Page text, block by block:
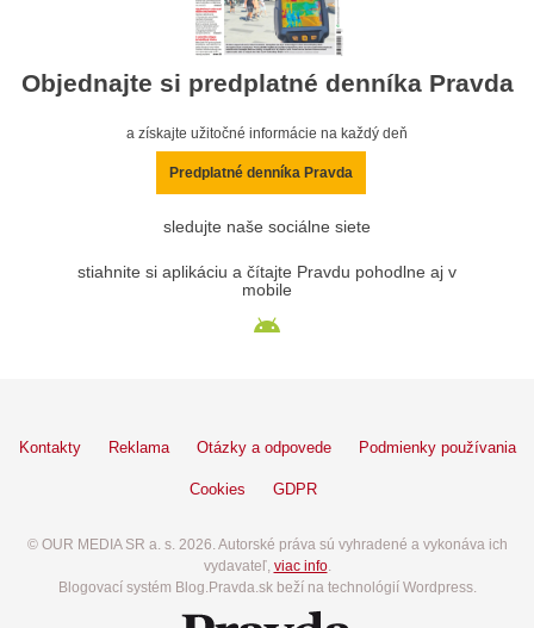
Objednajte si predplatné denníka Pravda
a získajte užitočné informácie na každý deň
Predplatné denníka Pravda
sledujte naše sociálne siete
stiahnite si aplikáciu a čítajte Pravdu pohodlne aj v
mobile
Kontakty Reklama Otázky a odpovede Podmienky používania
Cookies GDPR
© OUR MEDIA SR a. s. 2026. Autorské práva sú vyhradené a vykonáva ich
vydavateľ, viac info.
Blogovací systém Blog.Pravda.sk beží na technológií Wordpress.